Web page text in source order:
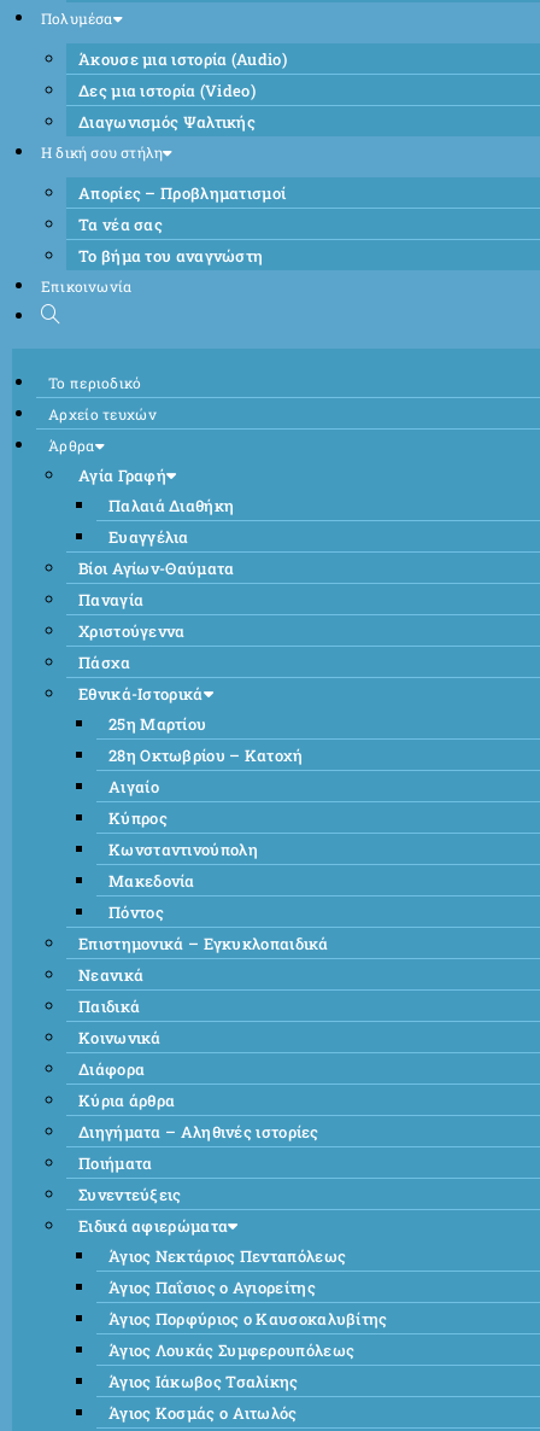
Πολυμέσα
Άκουσε μια ιστορία (Audio)
Δες μια ιστορία (Video)
Διαγωνισμός Ψαλτικής
Η δική σου στήλη
Απορίες – Προβληματισμοί
Τα νέα σας
Το βήμα του αναγνώστη
Επικοινωνία
Το περιοδικό
Αρχείο τευχών
Άρθρα
Αγία Γραφή
Παλαιά Διαθήκη
Ευαγγέλια
Βίοι Αγίων-Θαύματα
Παναγία
Χριστούγεννα
Πάσχα
Εθνικά-Ιστορικά
25η Μαρτίου
28η Οκτωβρίου – Κατοχή
Αιγαίο
Κύπρος
Κωνσταντινούπολη
Μακεδονία
Πόντος
Επιστημονικά – Εγκυκλοπαιδικά
Νεανικά
Παιδικά
Κοινωνικά
Διάφορα
Κύρια άρθρα
Διηγήματα – Αληθινές ιστορίες
Ποιήματα
Συνεντεύξεις
Ειδικά αφιερώματα
Άγιος Νεκτάριος Πενταπόλεως
Άγιος Παΐσιος ο Αγιορείτης
Άγιος Πορφύριος ο Καυσοκαλυβίτης
Άγιος Λουκάς Συμφερουπόλεως
Άγιος Ιάκωβος Τσαλίκης
Άγιος Κοσμάς ο Αιτωλός